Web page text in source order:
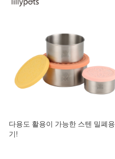
다용도 활용이 가능한 스텐 밀폐용
기!